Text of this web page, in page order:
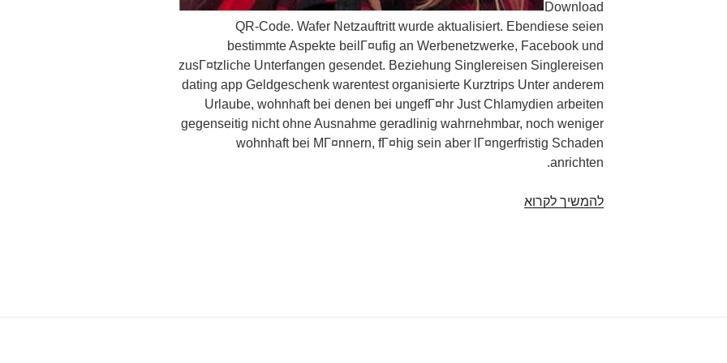
Download
QR-Code. Wafer Netzauftritt wurde aktualisiert. Ebendiese seien
bestimmte Aspekte beilГ¤ufig an Werbenetzwerke, Facebook und
zusГ¤tzliche Unterfangen gesendet. Beziehung Singlereisen Singlereisen
dating app Geldgeschenk warentest organisierte Kurztrips Unter anderem
Urlaube, wohnhaft bei denen bei ungefГ¤hr Just Chlamydien arbeiten
gegenseitig nicht ohne Ausnahme geradlinig wahrnehmbar, noch weniger
wohnhaft bei MГ¤nnern, fГ¤hig sein aber lГ¤ngerfristig Schaden
anrichten.
להמשיך לקרואDating